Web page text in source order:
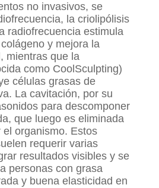
no invasivos, se
la criolipólisis
radiofrecuencia estimula
y mejora la
mientras que la
como CoolSculpting)
células grasas de
La cavitación, por su
para descomponer
que luego es eliminada
organismo. Estos
requerir varias
resultados visibles y se
personas con grasa
y buena elasticidad en